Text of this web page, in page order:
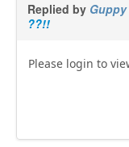
Replied by Guppy
??!!
Please login to